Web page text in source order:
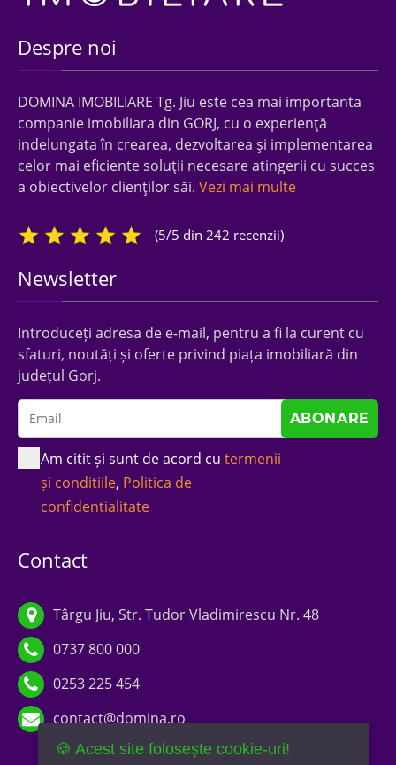
Despre noi
DOMINA IMOBILIARE Tg. Jiu este cea mai importanta
companie imobiliara din GORJ, cu o experienţă
indelungata în crearea, dezvoltarea şi implementarea
celor mai eficiente soluţii necesare atingerii cu succes
a obiectivelor clienţilor săi. Vezi mai multe
(5/5 din 242 recenzii)
Newsletter
Introduceți adresa de e-mail, pentru a fi la curent cu
sfaturi, noutăți și oferte privind piața imobiliară din
județul Gorj.
Am citit și sunt de acord cu termenii
și conditiile, Politica de
confidentialitate
Contact
Târgu Jiu, Str. Tudor Vladimirescu Nr. 48
0737 800 000
0253 225 454
contact@domina.ro
🍪 Acest site folosește cookie-uri!